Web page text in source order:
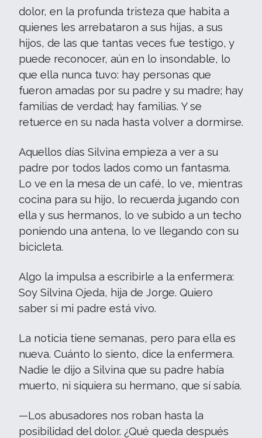
dolor, en la profunda tristeza que habita a
quienes les arrebataron a sus hijas, a sus
hijos, de las que tantas veces fue testigo, y
puede reconocer, aún en lo insondable, lo
que ella nunca tuvo: hay personas que
fueron amadas por su padre y su madre; hay
familias de verdad; hay familias. Y se
retuerce en su nada hasta volver a dormirse.
Aquellos días Silvina empieza a ver a su
padre por todos lados como un fantasma.
Lo ve en la mesa de un café, lo ve, mientras
cocina para su hijo, lo recuerda jugando con
ella y sus hermanos, lo ve subido a un techo
poniendo una antena, lo ve llegando con su
bicicleta.
Algo la impulsa a escribirle a la enfermera:
Soy Silvina Ojeda, hija de Jorge. Quiero
saber si mi padre está vivo.
La noticia tiene semanas, pero para ella es
nueva. Cuánto lo siento, dice la enfermera.
Nadie le dijo a Silvina que su padre había
muerto, ni siquiera su hermano, que sí sabía.
—Los abusadores nos roban hasta la
posibilidad del dolor. ¿Qué queda después